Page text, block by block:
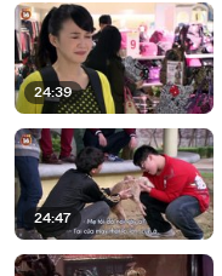
24:39
24:47